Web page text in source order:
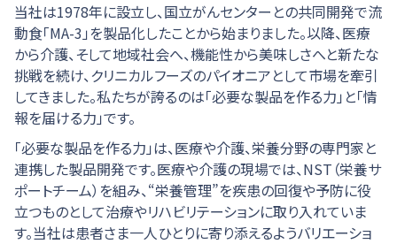
当社は1978年に設立し、国立がんセンターとの共同開発で流
動食「MA-3」を製品化したことから始まりました。以降、医療
から介護、そして地域社会へ、機能性から美味しさへと新たな
挑戦を続け、クリニカルフーズのパイオニアとして市場を牽引
してきました。私たちが誇るのは「必要な製品を作る力」と「情
報を届ける力」です。
「必要な製品を作る力」は、医療や介護、栄養分野の専門家と
連携した製品開発です。医療や介護の現場では、NST（栄養サ
ポートチーム）を組み、“栄養管理”を疾患の回復や予防に役
立つものとして治療やリハビリテーションに取り入れていま
す。当社は患者さま一人ひとりに寄り添えるようバリエーショ